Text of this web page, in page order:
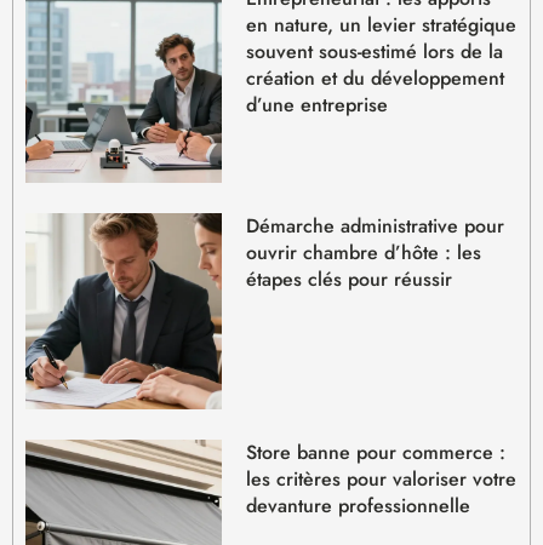
en nature, un levier stratégique
souvent sous-estimé lors de la
création et du développement
d’une entreprise
Démarche administrative pour
ouvrir chambre d’hôte : les
étapes clés pour réussir
Store banne pour commerce :
les critères pour valoriser votre
devanture professionnelle